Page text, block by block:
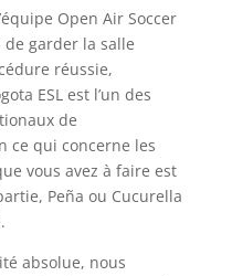
Open Air Soccer
garder la salle
réussie,
ESL est l’un des
de
ce qui concerne les
vous avez à faire est
Peña ou Cucurella
absolue, nous